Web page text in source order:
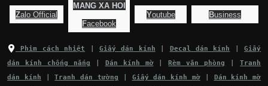
Zalo Official
MANG XA HOI
Facebook
Youtube Business
Phim cách nhiệt Giấy dán kính Decal dán kính |Giấy
dán kính chống nắng
Dán kính mờ |Rèm văn phòng |Tranh
dán kính
Tranh dán tường Giấy dán kính mờ
Dán kính mờ